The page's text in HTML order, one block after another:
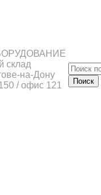
склад
на-Дону
/ офис 121